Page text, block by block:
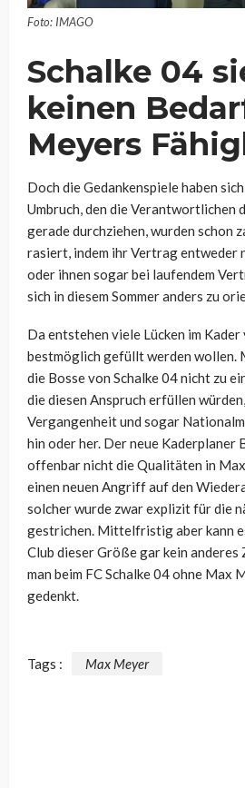
Foto: IMAGO
Schalke 04
keinen
Meyers
Doch die Gedankenspiele haben
Umbruch, den die Verantwortlichen
gerade durchziehen, wurden schon
rasiert, indem ihr Vertrag entweder
oder ihnen sogar bei laufendem
sich in diesem Sommer anders zu
Da entstehen viele Lücken im
bestmöglich gefüllt werden wollen.
die Bosse von Schalke 04 nicht zu
die diesen Anspruch erfüllen
Vergangenheit und sogar
hin oder her. Der neue Kaderplaner
offenbar nicht die Qualitäten in
einen neuen Angriff auf den
solcher wurde zwar explizit für die
gestrichen. Mittelfristig aber kann
Club dieser Größe gar kein anderes
man beim FC Schalke 04 ohne Max
gedenkt.
Tags : Max Meyer